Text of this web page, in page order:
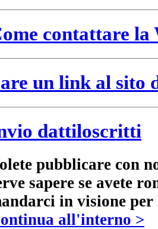
contattare
un link al sito
dattiloscritti
pubblicare con
sapere se avete
in visione
all'interno >